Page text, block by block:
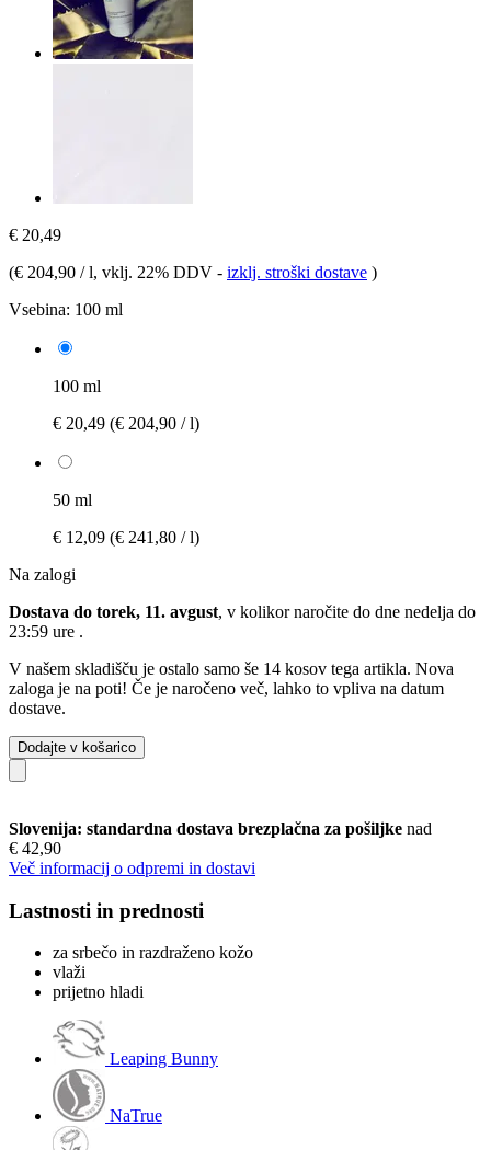
€ 20,49
(€ 204,90 / l, vklj. 22% DDV - izklj. stroški dostave )
Vsebina: 100 ml
100 ml
€ 20,49 (€ 204,90 / l)
50 ml
€ 12,09 (€ 241,80 / l)
Na zalogi
Dostava do torek, 11. avgust, v kolikor naročite do dne nedelja do
23:59 ure .
V našem skladišču je ostalo samo še 14 kosov tega artikla. Nova
zaloga je na poti! Če je naročeno več, lahko to vpliva na datum
dostave.
Dodajte v košarico
Slovenija: standardna dostava brezplačna za pošiljke nad
€ 42,90
Več informacij o odpremi in dostavi
Lastnosti in prednosti
za srbečo in razdraženo kožo
vlaži
prijetno hladi
Leaping Bunny
NaTrue